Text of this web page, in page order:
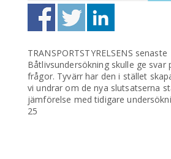
TRANSPORTSTYRELSENS senaste
Båtlivsundersökning skulle ge svar
frågor. Tyvärr har den i stället
vi undrar om de nya slutsatserna
jämförelse med tidigare
25